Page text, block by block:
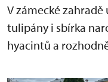
V zámecké
tulipány i sbírka
hyacintů a